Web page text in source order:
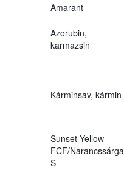
Amarant
Azorubin,
karmazsin
Kárminsav, kármin
Sunset Yellow
FCF/Narancssárga
S